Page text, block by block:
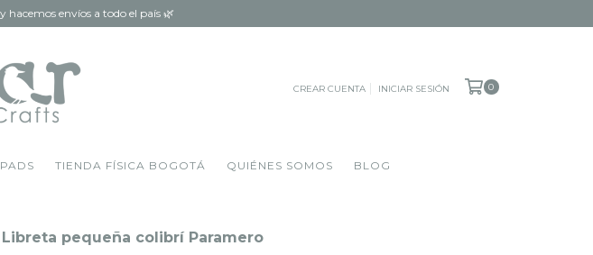
hacemos envíos a todo el país 🌿
CREAR CUENTA INICIAR SESIÓN 0
TIENDA FÍSICA BOGOTÁ QUIÉNES SOMOS BLOG
Libreta pequeña colibrí Paramero